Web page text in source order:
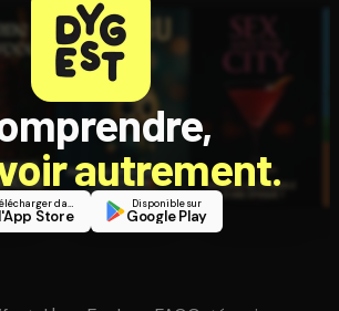
autrement.
Télécharger dans
l'App Store
Disponible sur
Google Play